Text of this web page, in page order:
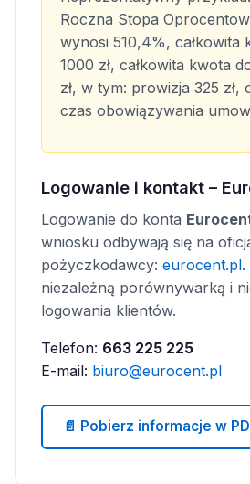
Roczna Stopa
wynosi 510,4%, całkowita
1000 zł, całkowita kwota
zł, w tym: prowizja 325 zł,
czas obowiązywania
Logowanie i kontakt –
Logowanie do konta
wniosku odbywają się na
pożyczkodawcy: eurocent.pl.
niezależną porównywarką i
logowania klientów.
Telefon: 663 225 225
E-mail: biuro@eurocent.pl
📄 Pobierz informacje w